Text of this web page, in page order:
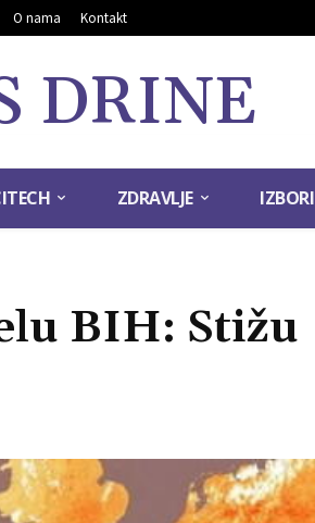
O nama Kontakt
DRINE
ZDRAVLJE IZBORI
BIH: Stižu